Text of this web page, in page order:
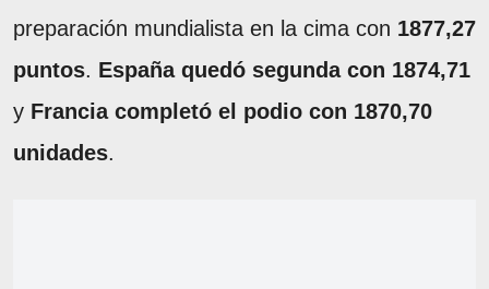
preparación mundialista en la cima con 1877,27
puntos. España quedó segunda con 1874,71
y Francia completó el podio con 1870,70
unidades.